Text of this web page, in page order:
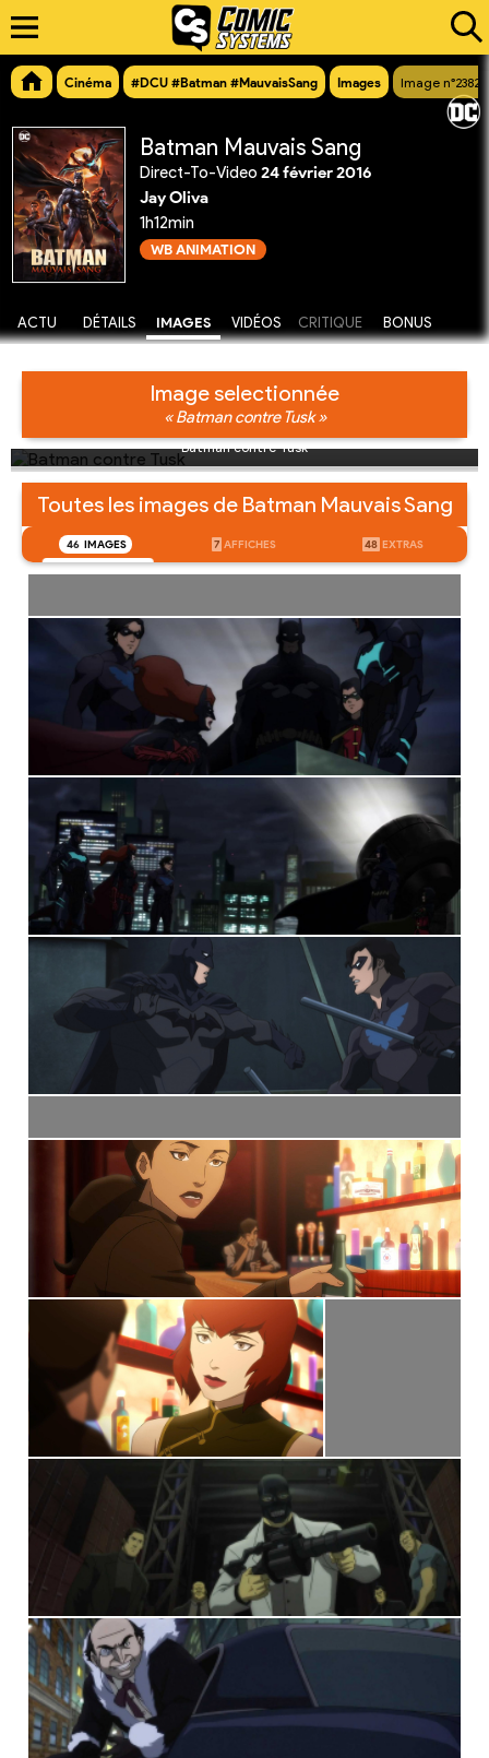
Cinéma #DCU #Batman #MauvaisSang Images Image n°23829
Batman Mauvais Sang
Direct-To-Video 24 février 2016
Jay Oliva
1h12min
WB ANIMATION
ACTU DÉTAILS IMAGES VIDÉOS CRITIQUE BONUS
Image selectionnée
« Batman contre Tusk »
Batman contre Tusk
Toutes les images de Batman Mauvais Sang
46 IMAGES 7 AFFICHES 48 EXTRAS